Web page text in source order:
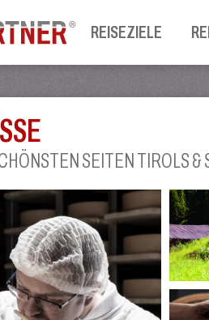
REISEZIELE
SEITEN TIROLS &